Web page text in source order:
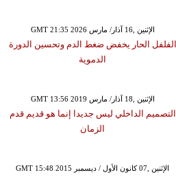
GMT 21:35 2026 الإثنين ,16 آذار/ مارس
الفلفل الحار يخفض ضغط الدم وتحسين الدورة
الدموية
GMT 13:56 2019 الإثنين ,18 آذار/ مارس
التصميم الداخلي ليس جديدا إنما هو قديم قدم
الزمان
GMT 15:48 2015 الإثنين ,07 كانون الأول / ديسمبر